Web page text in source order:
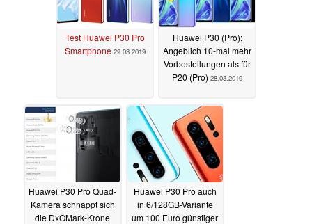
Test Huawei P30 Pro
Smartphone 29.03.2019
Huawei P30 (Pro):
Angeblich 10-mal mehr
Vorbestellungen als für
P20 (Pro) 28.03.2019
Huawei P30 Pro Quad-
Kamera schnappt sich
die DxOMark-Krone
Huawei P30 Pro auch
in 6/128GB-Variante
um 100 Euro günstiger